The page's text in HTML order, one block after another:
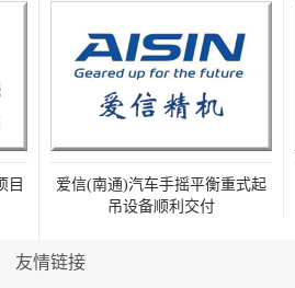
爱信(南通)汽车手摇平衡重式起
吊设备顺利交付
友情链接